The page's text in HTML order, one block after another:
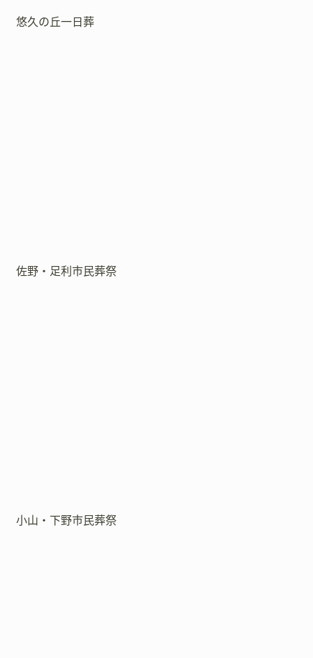
悠久の丘一日葬
佐野・足利市民葬祭
小山・下野市民葬祭